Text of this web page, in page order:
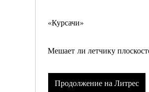
«Курсачи»
Мешает ли летчику
Продолжение на Литрес